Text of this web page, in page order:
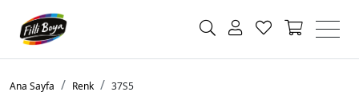
Ana Sayfa Renk 37S5